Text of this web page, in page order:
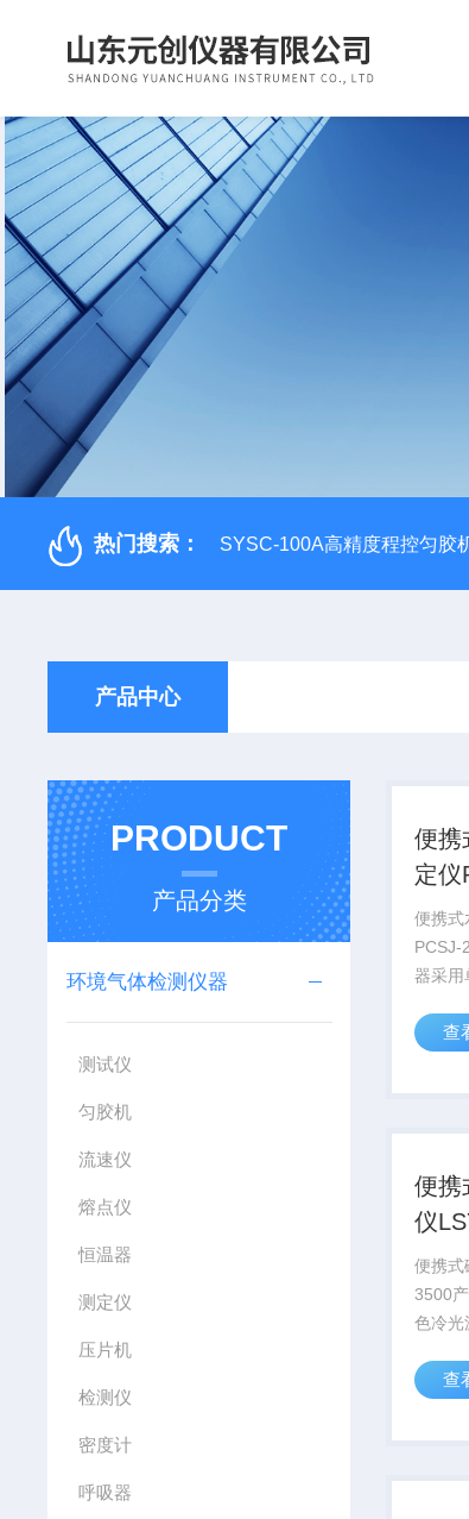
热门搜索： SYSC-100A高精度程控匀胶
产品中心
PRODUCT
产品分类
环境气体检测仪器
测试仪
匀胶机
流速仪
熔点仪
恒温器
测定仪
压片机
检测仪
密度计
呼吸器
便携
定仪
便携式
PCSJ-
器采用
示水样
表水、
查
便携
仪
便携式
3500
色冷光
磷酸盐
和工业
查